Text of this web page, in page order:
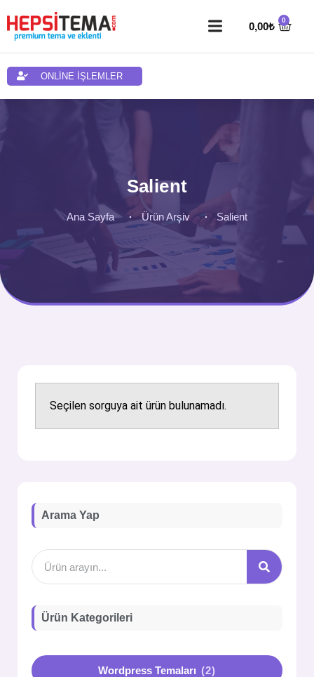
0,00₺
ONLİNE İŞLEMLER
Salient
Ana Sayfa Ürün Arşiv Salient
Arama Yap
Ürün Kategorileri
Wordpress Temaları (2)
Seçilen sorguya ait ürün bulunamadı.